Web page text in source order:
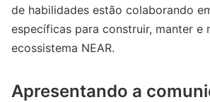
de habilidades estão colaborando
específicas para construir, manter e
ecossistema NEAR.
Apresentando a